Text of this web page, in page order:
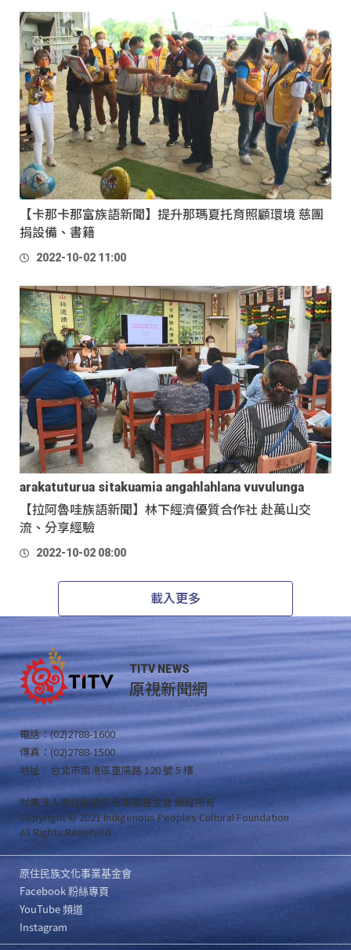
【卡那卡那富族語新聞】提升那瑪夏托育照顧環境 慈團
捐設備、書籍
2022-10-02 11:00
arakatuturua sitakuamia angahlahlana vuvulunga
【拉阿魯哇族語新聞】林下經濟優質合作社 赴萬山交
流、分享經驗
2022-10-02 08:00
載入更多
TITV NEWS
原視新聞網
電話：(02)2788-1600
傳真：(02)2788-1500
地址：台北市南港區重陽路 120 號 5 樓
財團法人原住民族文化事業基金會 版權所有
Copyright © 2021 Indigenous Peoples Cultural Foundation
All Rights Reserved .
原住民族文化事業基金會
Facebook 粉絲專頁
YouTube 頻道
Instagram